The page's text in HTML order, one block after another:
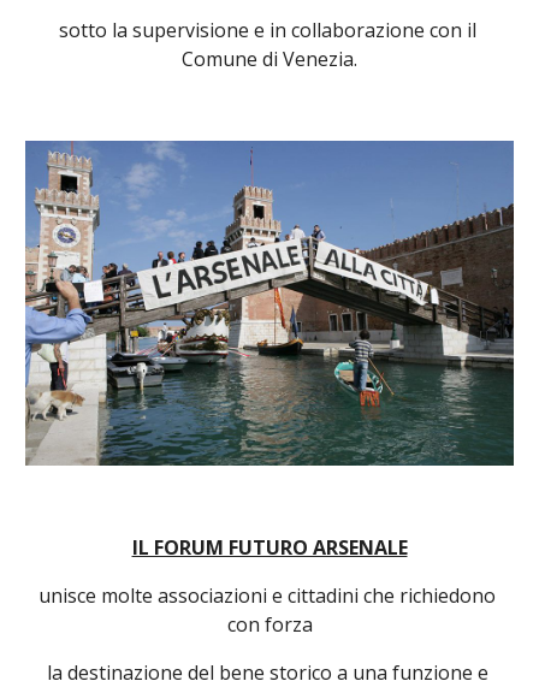
sotto la supervisione e in collaborazione con il
Comune di Venezia.
IL FORUM FUTURO ARSENALE
unisce molte associazioni e cittadini che richiedono
con forza
la destinazione del bene storico a una funzione e